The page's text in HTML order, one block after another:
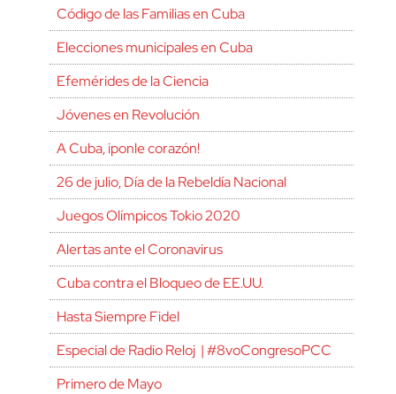
Código de las Familias en Cuba
Elecciones municipales en Cuba
Efemérides de la Ciencia
Jóvenes en Revolución
A Cuba, ¡ponle corazón!
26 de julio, Día de la Rebeldía Nacional
Juegos Olímpicos Tokio 2020
Alertas ante el Coronavirus
Cuba contra el Bloqueo de EE.UU.
Hasta Siempre Fidel
Especial de Radio Reloj | #8voCongresoPCC
Primero de Mayo